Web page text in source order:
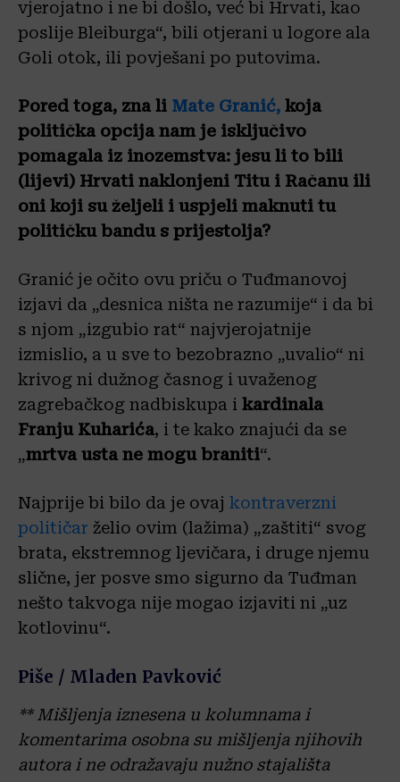
vjerojatno i ne bi došlo, već bi Hrvati, kao
poslije Bleiburga“, bili otjerani u logore ala
Goli otok, ili povješani po putovima.
Pored toga, zna li Mate Granić, koja
politička opcija nam je isključivo
pomagala iz inozemstva: jesu li to bili
(lijevi) Hrvati naklonjeni Titu i Račanu ili
oni koji su željeli i uspjeli maknuti tu
političku bandu s prijestolja?
Granić je očito ovu priču o Tuđmanovoj
izjavi da „desnica ništa ne razumije“ i da bi
s njom „izgubio rat“ najvjerojatnije
izmislio, a u sve to bezobrazno „uvalio“ ni
krivog ni dužnog časnog i uvaženog
zagrebačkog nadbiskupa i kardinala
Franju Kuharića, i te kako znajući da se
„mrtva usta ne mogu braniti“.
Najprije bi bilo da je ovaj kontraverzni
političar želio ovim (lažima) „zaštiti“ svog
brata, ekstremnog ljevičara, i druge njemu
slične, jer posve smo sigurno da Tuđman
nešto takvoga nije mogao izjaviti ni „uz
kotlovinu“.
Piše / Mladen Pavković
** Mišljenja iznesena u kolumnama i
komentarima osobna su mišljenja njihovih
autora i ne odražavaju nužno stajališta